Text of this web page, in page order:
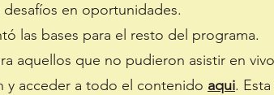
en oportunidades.
las bases para el resto del programa.
aquellos que no pudieron asistir en
y acceder a todo el contenido aqui. Esta